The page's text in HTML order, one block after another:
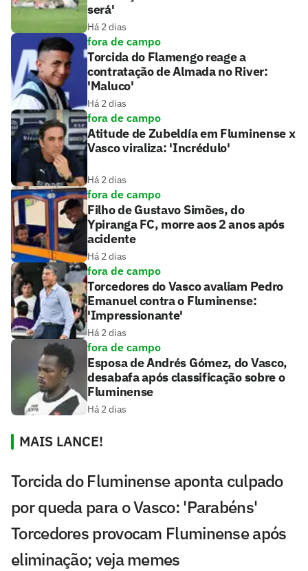
será'
Há 2 dias
fora de campo
Torcida do Flamengo reage a
contratação de Almada no River:
'Maluco'
Há 2 dias
fora de campo
Atitude de Zubeldía em Fluminense x
Vasco viraliza: 'Incrédulo'
Há 2 dias
fora de campo
Filho de Gustavo Simões, do
Ypiranga FC, morre aos 2 anos após
acidente
Há 2 dias
fora de campo
Torcedores do Vasco avaliam Pedro
Emanuel contra o Fluminense:
'Impressionante'
Há 2 dias
fora de campo
Esposa de Andrés Gómez, do Vasco,
desabafa após classificação sobre o
Fluminense
Há 2 dias
MAIS LANCE!
Torcida do Fluminense aponta culpado
por queda para o Vasco: 'Parabéns'
Torcedores provocam Fluminense após
eliminação; veja memes